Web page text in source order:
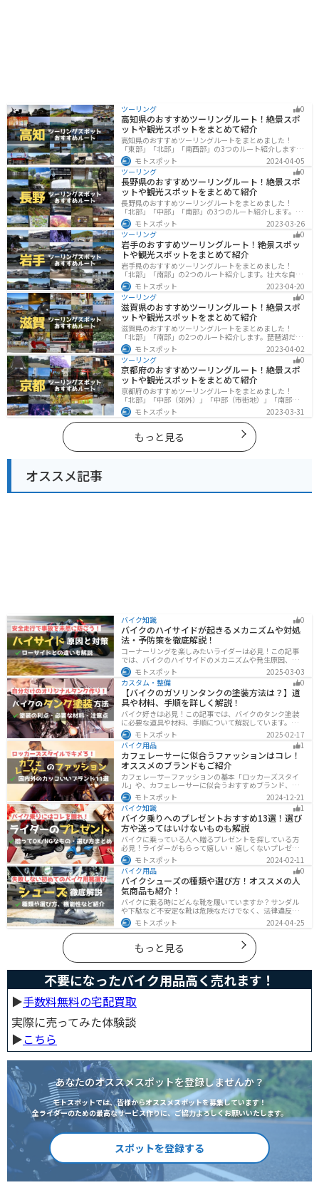
ツーリング 0
高知県のおすすめツーリングルート！絶景スポ
ットや観光スポットをまとめて紹介
高知県のおすすめツーリングルートをまとめました！
「東部」「北部」「南西部」の3つのルート紹介します。
山と海どちらも楽しめるスポットが多数あり、様々な楽
しみ方ができます。バイクで高知県にツーリングに行く
際は参考にしてください。
モトスポット
2024-04-05
ツーリング
0
長野県のおすすめツーリングルート！絶景スポ
ットや観光スポットをまとめて紹介
長野県のおすすめツーリングルートをまとめました！
「北部」「中部」「南部」の3つのルート紹介します。諏
訪湖やビーナスラインのような全国でも有名なツーリン
グスポットが多数あります。バイクで長野県にツーリン
グに行く際は参考にしてください。
モトスポット
2023-03-26
ツーリング
0
岩手のおすすめツーリングルート！絶景スポッ
トや観光スポットをまとめて紹介
岩手県のおすすめツーリングルートをまとめました！
「北部」「南部」の2つのルート紹介します。壮大な自然
や歴史的な観光スポットが多く存在するので楽しめま
す。バイクで岩手県にツーリングに行く際は参考にして
ください。
モトスポット
2023-04-20
ツーリング
0
滋賀県のおすすめツーリングルート！絶景スポ
ットや観光スポットをまとめて紹介
滋賀県のおすすめツーリングルートをまとめました！
「北部」「南部」の2つのルート紹介します。琵琶湖だけ
でなく、比叡山ドライブウェイなどの山を楽しめるスポ
ットも多数あります。バイクで滋賀県にツーリングに行
く際は参考にしてください。
モトスポット
2023-04-02
ツーリング
0
京都府のおすすめツーリングルート！絶景スポ
ットや観光スポットをまとめて紹介
京都府のおすすめツーリングルートをまとめました！
「北部」「中部（郊外）」「中部（市街地）」「南部」
の4つのルート紹介します。古い町並みや神社仏閣、自然
に囲まれた風光明媚なスポットが数多く存在し、様々な
楽しみ方ができます。バイクで京都府にツーリングに行
く際は参考にしてください。
モトスポット 2023-03-31
もっと見る
オススメ記事
バイク知識 0
バイクのハイサイドが起きるメカニズムや対処
法・予防策を徹底解説！
コーナーリングを楽しみたいライダーは必見！この記事
では、バイクのハイサイドのメカニズムや発生原因、対
処法、予防策を解説しています。実は、バイクのハイサ
イドは危険な現象ですが、正しい知識と対策で防ぐこと
が可能です。この記事を読めば、ハイサイドのリスクを
減らせます。
モトスポット
2025-03-03
カスタム・整備
0
【バイクのガソリンタンクの塗装方法は？】道
具や材料、手順を詳しく解説！
バイク好きは必見！この記事では、バイクのタンク塗装
に必要な道具や材料、手順について解説しています。実
はバイクのタンクを塗装すると、傷や錆を修復でき、タ
ンクの長持ちにつながります。この記事を読めば、自分
でバイクのタンクを塗装する方法がわかるでしょう。
モトスポット
2025-02-17
バイク用品
1
カフェレーサーに似合うファッションはコレ！
オススメのブランドもご紹介
カフェレーサーファッションの基本「ロッカーズスタイ
ル」や、カフェレーサーに似合うおすすめブランド、定
番アイテムを詳しく紹介。個性を引き立てるコーデのコ
ツや季節に合ったアイテム選び、愛車とのマッチング方
法も解説します。
モトスポット
2024-12-21
バイク知識
1
バイク乗りへのプレゼントおすすめ13選！選び
方や送ってはいけないものも解説
バイクに乗っている人へ贈るプレゼントを探している方
必見！ライダーがもらって嬉しい・嬉しくないプレゼン
トをまとめました。選び方やオススメのプレゼントも紹
介していますので、プレゼント選びの参考にしてくださ
い。
モトスポット
2024-02-11
バイク用品
0
バイクシューズの種類や選び方！オススメの人
気商品も紹介！
バイクに乗る時にどんな靴を履いていますか？サンダル
や下駄など不安定な靴は危険なだけでなく、法律違反に
なる可能性もあります。バイクに乗るときはバイク用に
作られた専用の靴を履くようにしましょう。操作性や安
全性の向上性だけでなく、バイクとの一体感でよりカッ
コよくなります。
モトスポット 2024-04-25
もっと見る
不要になったバイク用品高く売れます！
▶︎手数料無料の宅配買取
実際に売ってみた体験談
▶︎こちら
あなたのオススメスポットを登録しませんか？
モトスポットでは、皆様からオススメスポットを募集しています！
全ライダーのための最高なサービス作りに、ご協力よろしくお願いいたします。
スポットを登録する